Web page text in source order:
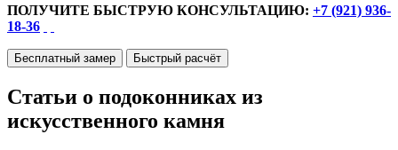
ПОЛУЧИТЕ БЫСТРУЮ КОНСУЛЬТАЦИЮ: +7 (921) 936-
18-36
Бесплатный замер Быстрый расчёт
Статьи о подоконниках из
искусственного камня